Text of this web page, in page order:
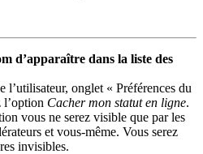
d’apparaître dans la liste des
l’utilisateur, onglet « Préférences du
Cacher mon statut en ligne.
vous ne serez visible que par les
et vous-même. Vous serez
invisibles.